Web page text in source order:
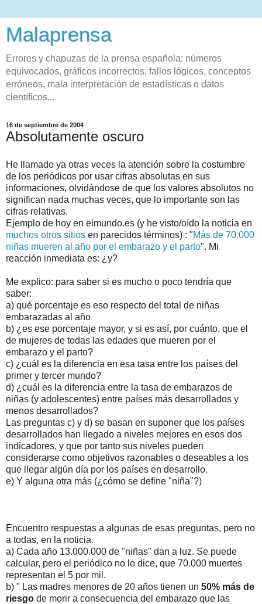
Malaprensa
Errores y chapuzas de la prensa española: números
equivocados, gráficos incorrectos, fallos lógicos, conceptos
erróneos, mala interpretación de estadísticas o datos
científicos...
16 de septiembre de 2004
Absolutamente oscuro
He llamado ya otras veces la atención sobre la costumbre
de los periódicos por usar cifras absolutas en sus
informaciones, olvidándose de que los valores absolutos no
significan nada muchas veces, que lo importante son las
cifras relativas.
Ejemplo de hoy en elmundo.es (y he visto/oído la noticia en
muchos otros sitios en parecidos términos) : "Más de 70.000
niñas mueren al año por el embarazo y el parto". Mi
reacción inmediata es: ¿y?
Me explico: para saber si es mucho o poco tendría que
saber:
a) qué porcentaje es eso respecto del total de niñas
embarazadas al año
b) ¿es ese porcentaje mayor, y si es así, por cuánto, que el
de mujeres de todas las edades que mueren por el
embarazo y el parto?
c) ¿cuál es la diferencia en esa tasa entre los países del
primer y tercer mundo?
d) ¿cuál es la diferencia entre la tasa de embarazos de
niñas (y adolescentes) entre países más desarrollados y
menos desarrollados?
Las preguntas c) y d) se basan en suponer que los países
desarrollados han llegado a niveles mejores en esos dos
indicadores, y que por tanto sus niveles pueden
considerarse como objetivos razonables o deseables a los
que llegar algún día por los países en desarrollo.
e) Y alguna otra más (¿cómo se define "niña"?)
Encuentro respuestas a algunas de esas preguntas, pero no
a todas, en la noticia.
a) Cada año 13.000.000 de "niñas" dan a luz. Se puede
calcular, pero el periódico no lo dice, que 70.000 muertes
representan el 5 por mil.
b) " Las madres menores de 20 años tienen un 50% más de
riesgo de morir a consecuencia del embarazo que las